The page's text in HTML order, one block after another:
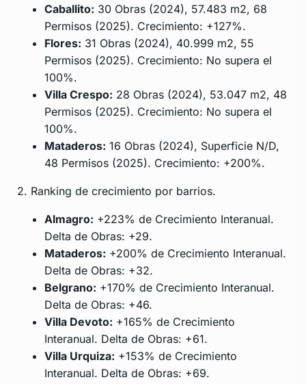
Caballito: 30 Obras (2024), 57.483 m2, 68
Permisos (2025). Crecimiento: +127%.
Flores: 31 Obras (2024), 40.999 m2, 55
Permisos (2025). Crecimiento: No supera el
100%.
Villa Crespo: 28 Obras (2024), 53.047 m2, 48
Permisos (2025). Crecimiento: No supera el
100%.
Mataderos: 16 Obras (2024), Superficie N/D,
48 Permisos (2025). Crecimiento: +200%.
2. Ranking de crecimiento por barrios.
Almagro: +223% de Crecimiento Interanual.
Delta de Obras: +29.
Mataderos: +200% de Crecimiento Interanual.
Delta de Obras: +32.
Belgrano: +170% de Crecimiento Interanual.
Delta de Obras: +46.
Villa Devoto: +165% de Crecimiento
Interanual. Delta de Obras: +61.
Villa Urquiza: +153% de Crecimiento
Interanual. Delta de Obras: +69.